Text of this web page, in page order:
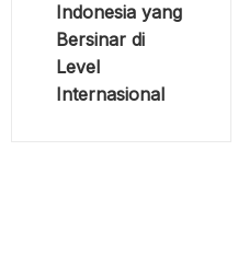
Indonesia yang
Bersinar di
Level
Internasional